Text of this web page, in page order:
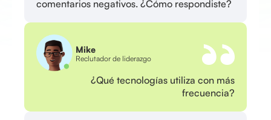
comentarios negativos. ¿Cómo respondiste?
Mike
Reclutador de liderazgo
¿Qué tecnologías utiliza con más
frecuencia?